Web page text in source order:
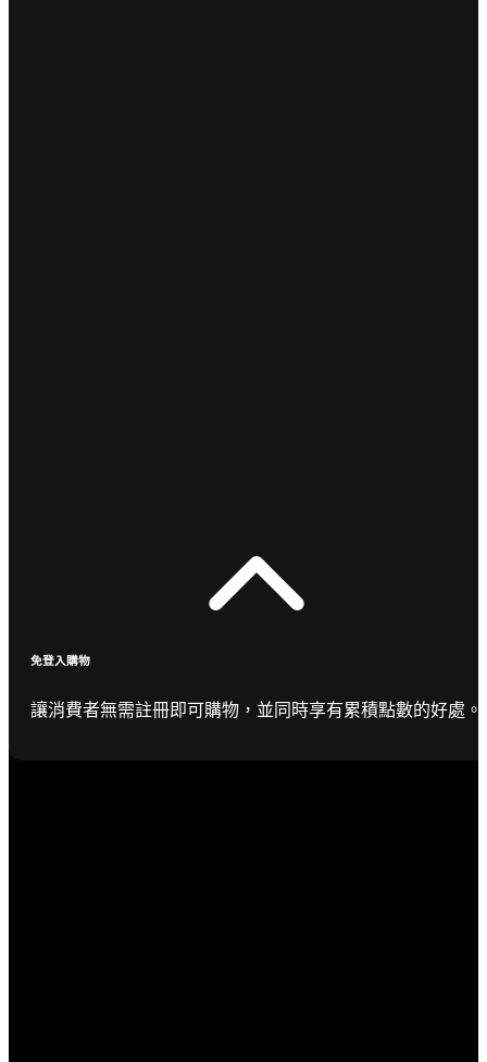
免登入購物
讓消費者無需註冊即可購物，並同時享有累積點數的好處。